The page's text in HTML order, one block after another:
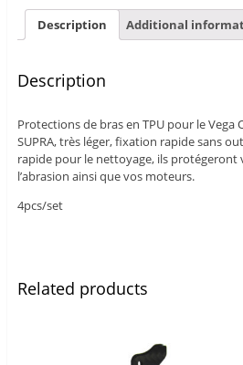
Description Additional
Description
Protections de bras en TPU pour le Vega
SUPRA, très léger, fixation rapide sans
rapide pour le nettoyage, ils
l’abrasion ainsi que vos moteurs.
4pcs/set
Related products